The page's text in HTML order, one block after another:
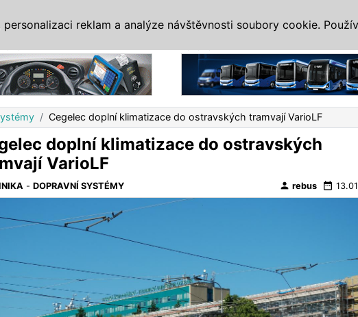
Cegelec doplní klimatizace do ostravských tramvají VarioLF
doplní klimatizace do ostravských
VarioLF
-DOPRAVNÍ SYSTÉMY person rebus date_range
reklam a analýze návštěvnosti soubory cookie.